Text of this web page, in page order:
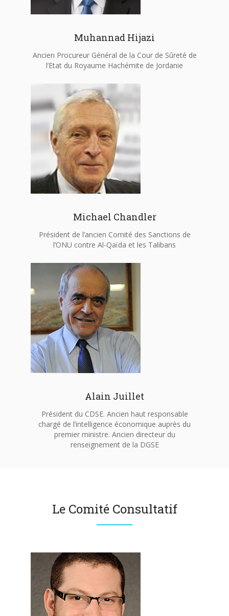
Muhannad Hijazi
Ancien Procureur Général de la Cour de Sûreté de
l’Etat du Royaume Hachémite de Jordanie
Michael Chandler
Président de l’ancien Comité des Sanctions de
l’ONU contre Al-Qaïda et les Talibans
Alain Juillet
Président du CDSE. Ancien haut responsable
chargé de l’intelligence économique auprès du
premier ministre. Ancien directeur du
renseignement de la DGSE
Le Comité Consultatif